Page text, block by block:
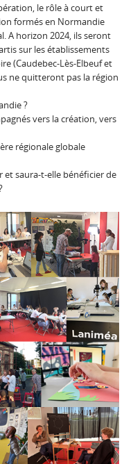
le rôle à court et
formés en Normandie
A horizon 2024, ils seront
sur les établissements
(Caudebec-Lès-Elbeuf et
ne quitteront pas la région
?
vers la création, vers
régionale globale
et saura-t-elle bénéficier de